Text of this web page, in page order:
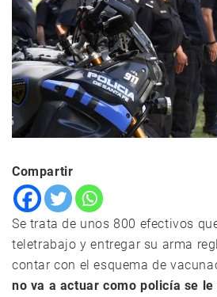
Compartir
Se trata de unos 800 efectivos
teletrabajo y entregar su arma
contar con el esquema de
no va a actuar como policía se